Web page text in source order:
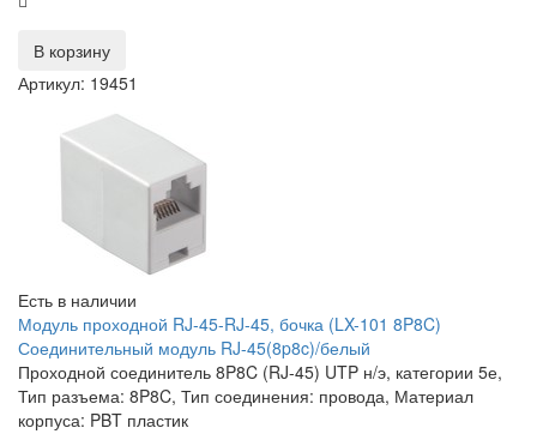
В корзину
Артикул: 19451
Есть в наличии
Модуль проходной RJ-45-RJ-45, бочка (LX-101 8P8C)
Соединительный модуль RJ-45(8p8c)/белый
Проходной соединитель 8P8C (RJ-45) UTP н/э, категории 5е,
Тип разъема: 8P8C, Тип соединения: провода, Материал
корпуса: PBT пластик